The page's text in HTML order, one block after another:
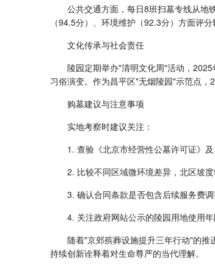
公共交通方面，每日8班扫墓专线从地
（94.5分）、环境维护（92.3分）方面评
文化传承与社会责任
陵园定期举办"清明文化周"活动，
习俗演变。作为昌平区"无烟陵园"示范点，
购墓建议与注意事项
实地考察时建议关注：
1. 查验《北京市经营性公墓许可证》
2. 比较不同区域微环境差异，北区坡
3. 确认合同条款是否包含后续服务费
4. 关注政府网站公示的陵园用地使用
随着"京郊殡葬设施提升三年行动"的推
持续创新诠释着对生命尊严的当代理解。